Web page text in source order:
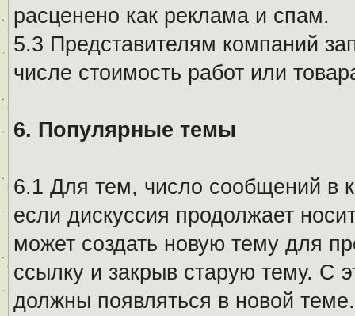
расценено как реклама и спам.
5.3 Представителям компаний
числе стоимость работ или
6. Популярные темы
6.1 Для тем, число сообщений в
если дискуссия продолжает
может создать новую тему для
ссылку и закрыв старую тему. С
должны появляться в новой теме.